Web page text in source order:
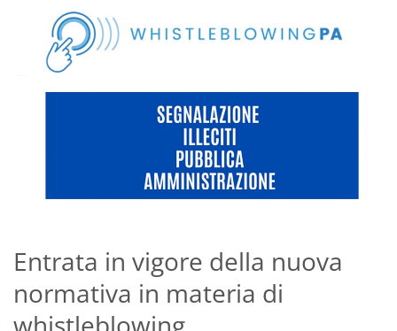
Entrata in vigore della nuova
normativa in materia di